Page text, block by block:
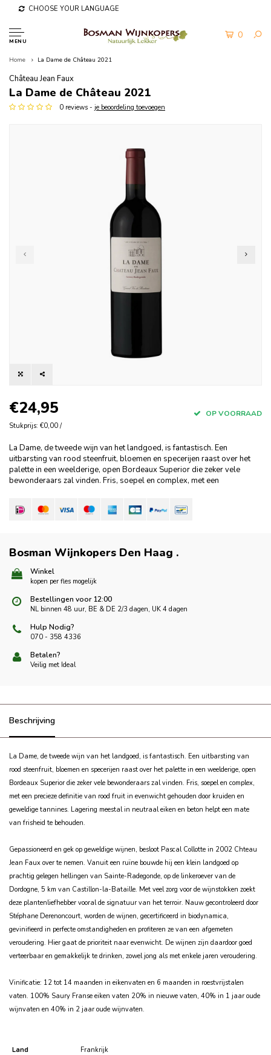
CHOOSE YOUR LANGUAGE
MENU
0
Home La Dame de Château 2021
Château Jean Faux
La Dame de Château 2021
0 reviews - je beoordeling toevoegen
€24,95
Stukprijs: €0,00 /
OP VOORRAAD
La Dame, de tweede wijn van het landgoed, is fantastisch. Een
uitbarsting van rood steenfruit, bloemen en specerijen raast over het
palette in een weelderige, open Bordeaux Superior die zeker vele
bewonderaars zal vinden. Fris, soepel en complex, met een
Bosman Wijnkopers Den Haag .
Winkel
kopen per fles mogelijk
Bestellingen voor 12:00
NL binnen 48 uur, BE & DE 2/3 dagen, UK 4 dagen
Hulp Nodig?
070 - 358 4336
Betalen?
Veilig met Ideal
Beschrijving
La Dame, de tweede wijn van het landgoed, is fantastisch. Een uitbarsting van
rood steenfruit, bloemen en specerijen raast over het palette in een weelderige, open
Bordeaux Superior die zeker vele bewonderaars zal vinden. Fris, soepel en complex,
met een precieze definitie van rood fruit in evenwicht gehouden door kruiden en
geweldige tannines. Lagering meestal in neutraal eiken en beton helpt een mate
van frisheid te behouden.
Gepassioneerd en gek op geweldige wijnen, besloot Pascal Collotte in 2002 Chteau
Jean Faux over te nemen. Vanuit een ruïne bouwde hij een klein landgoed op
prachtig gelegen hellingen van Sainte-Radegonde, op de linkeroever van de
Dordogne, 5 km van Castillon-la-Bataille. Met veel zorg voor de wijnstokken zoekt
deze plantenliefhebber vooral de signatuur van het terroir. Nauw gecontroleerd door
Stéphane Derenoncourt, worden de wijnen, gecertificeerd in biodynamica,
gevinifieerd in perfecte omstandigheden en profiteren ze van een afgemeten
veroudering. Hier gaat de prioriteit naar evenwicht. De wijnen zijn daardoor goed
verteerbaar en gemakkelijk te drinken, zowel jong als met enkele jaren veroudering.
Vinificatie: 12 tot 14 maanden in eikenvaten en 6 maanden in roestvrijstalen
vaten. 100% Saury Franse eiken vaten 20% in nieuwe vaten, 40% in 1 jaar oude
wijnvaten en 40% in 2 jaar oude wijnvaten.
Land Frankrijk